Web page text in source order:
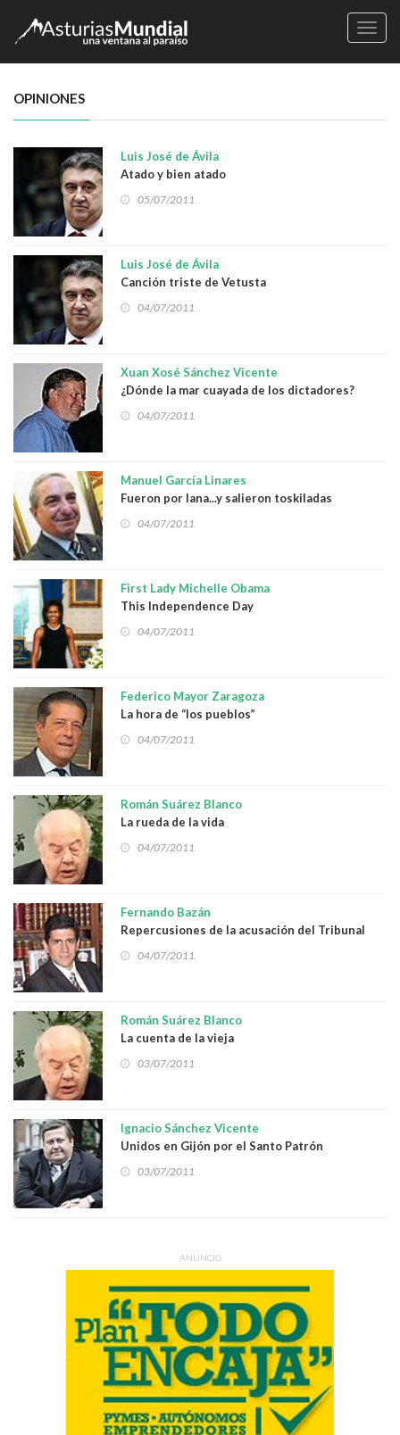
OPINIONES
Luis José de Ávila
Atado y bien atado
05/07/2011
Luis José de Ávila
Canción triste de Vetusta
04/07/2011
Xuan Xosé Sánchez Vicente
¿Dónde la mar cuayada de los dictadores?
04/07/2011
Manuel García Linares
Fueron por lana...y salieron toskiladas
04/07/2011
First Lady Michelle Obama
This Independence Day
04/07/2011
Federico Mayor Zaragoza
La hora de “los pueblos”
04/07/2011
Román Suárez Blanco
La rueda de la vida
04/07/2011
Fernando Bazán
Repercusiones de la acusación del Tribunal
Especial para Líbano
04/07/2011
Román Suárez Blanco
La cuenta de la vieja
03/07/2011
Ignacio Sánchez Vicente
Unidos en Gijón por el Santo Patrón
03/07/2011
ANUNCIO